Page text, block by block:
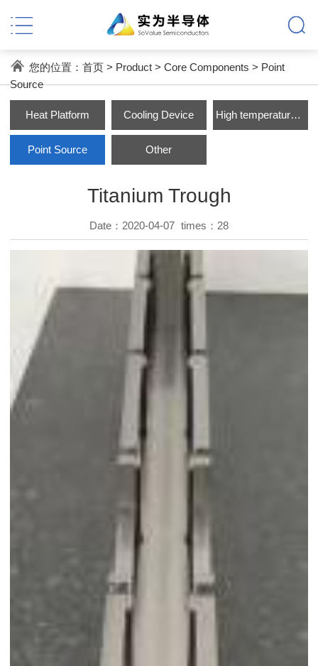
您的位置： 首页> Product> Core Components > Point
Source
Heat Platform Cooling Device High temperature Parts
Point Source Other
Titanium Trough
Date：2020-04-07 times： 28